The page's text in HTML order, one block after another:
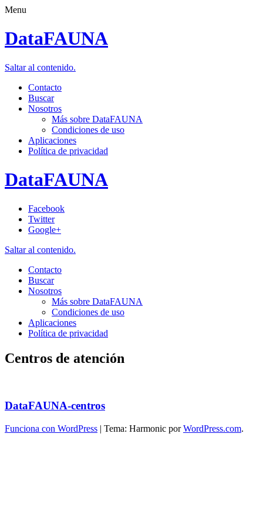
Menu
DataFAUNA
Saltar al contenido.
Contacto
Buscar
Nosotros
Más sobre DataFAUNA
Condiciones de uso
Aplicaciones
Política de privacidad
DataFAUNA
Facebook
Twitter
Google+
Saltar al contenido.
Contacto
Buscar
Nosotros
Más sobre DataFAUNA
Condiciones de uso
Aplicaciones
Política de privacidad
Centros de atención
DataFAUNA-centros
Funciona con WordPress | Tema: Harmonic porWordPress.com.